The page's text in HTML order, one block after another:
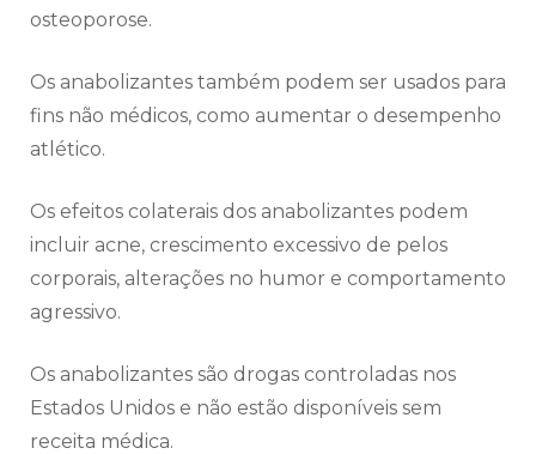
osteoporose.
Os anabolizantes também podem ser usados para
fins não médicos, como aumentar o desempenho
atlético.
Os efeitos colaterais dos anabolizantes podem
incluir acne, crescimento excessivo de pelos
corporais, alterações no humor e comportamento
agressivo.
Os anabolizantes são drogas controladas nos
Estados Unidos e não estão disponíveis sem
receita médica.